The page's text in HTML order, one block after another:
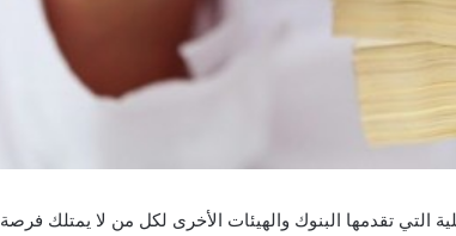
الخدمات التمويلية التي تقدمها البنوك والهيئات الأخرى لكل من لا يمتلك فرصة